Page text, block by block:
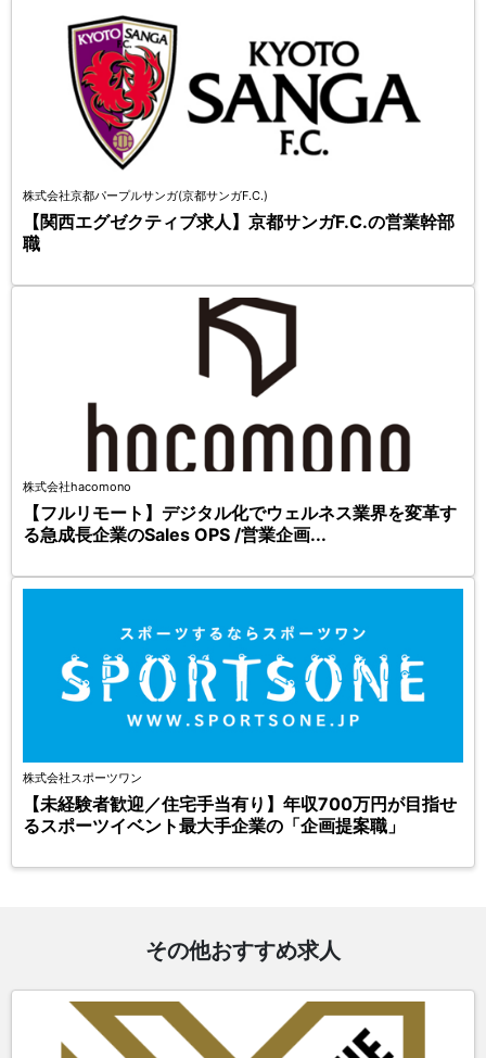
株式会社京都パープルサンガ(京都サンガF.C.)
【関西エグゼクティブ求人】京都サンガF.C.の営業幹部
職
株式会社hacomono
【フルリモート】デジタル化でウェルネス業界を変革す
る急成長企業のSales OPS /営業企画...
株式会社スポーツワン
【未経験者歓迎／住宅手当有り】年収700万円が目指せ
るスポーツイベント最大手企業の「企画提案職」
その他おすすめ求人